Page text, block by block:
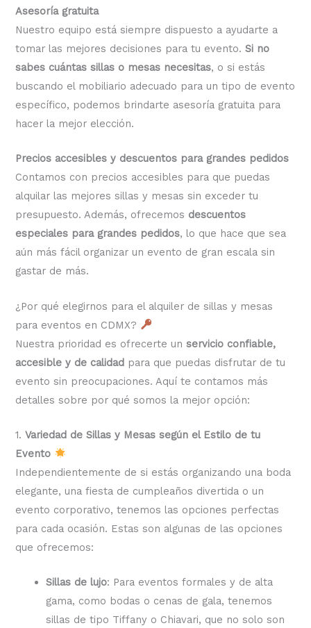
Asesoría gratuita
Nuestro equipo está siempre dispuesto a ayudarte a
tomar las mejores decisiones para tu evento.Si no
sabes cuántas sillas o mesas necesitas, o si estás
buscando el mobiliario adecuado para un tipo de evento
específico, podemos brindarte asesoría gratuita para
hacer la mejor elección.
Precios accesibles y descuentos para grandes pedidos
Contamos con precios accesibles para que puedas
alquilar las mejores sillas y mesas sin exceder tu
presupuesto. Además, ofrecemos descuentos
especiales para grandes pedidos, lo que hace que sea
aún más fácil organizar un evento de gran escala sin
gastar de más.
¿Por qué elegirnos para el alquiler de sillas y mesas
para eventos en CDMX?
Nuestra prioridad es ofrecerte unservicio confiable,
accesible y de calidad para que puedas disfrutar de tu
evento sin preocupaciones. Aquí te contamos más
detalles sobre por qué somos la mejor opción:
1.Variedad de Sillas y Mesas según el Estilo de tu
Evento
Independientemente de si estás organizando una boda
elegante, una fiesta de cumpleaños divertida o un
evento corporativo, tenemos las opciones perfectas
para cada ocasión. Estas son algunas de las opciones
que ofrecemos:
Sillas de lujo: Para eventos formales y de alta
gama, como bodas o cenas de gala, tenemos
sillas de tipo Tiffany o Chiavari, que no solo son